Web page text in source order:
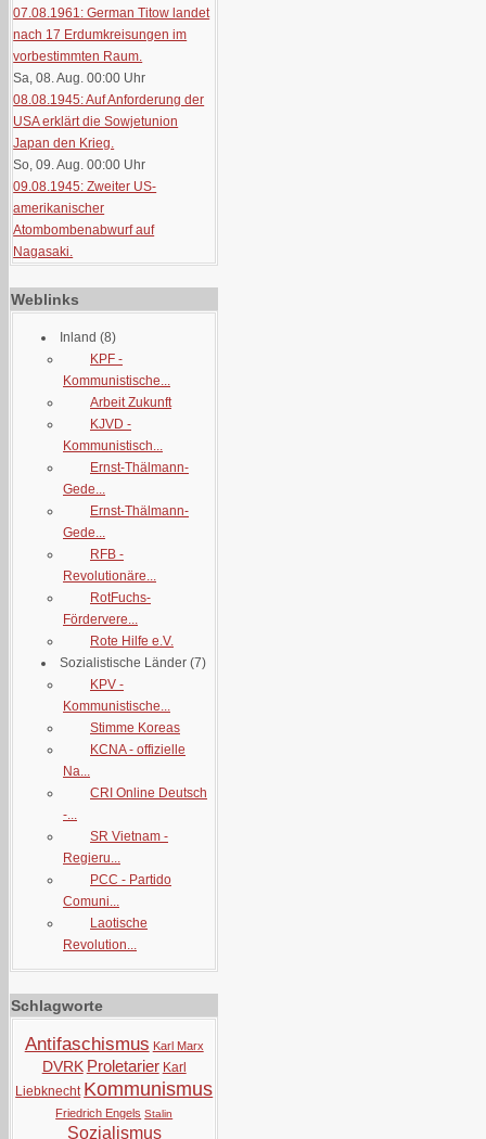
07.08.1961: German Titow landet
nach 17 Erdumkreisungen im
vorbestimmten Raum.
Sa, 08. Aug. 00:00 Uhr
08.08.1945: Auf Anforderung der
USA erklärt die Sowjetunion
Japan den Krieg.
So, 09. Aug. 00:00 Uhr
09.08.1945: Zweiter US-
amerikanischer
Atombombenabwurf auf
Nagasaki.
Weblinks
Inland (8)
KPF -
Kommunistische...
Arbeit Zukunft
KJVD -
Kommunistisch...
Ernst-Thälmann-
Gede...
Ernst-Thälmann-
Gede...
RFB -
Revolutionäre...
RotFuchs-
Fördervere...
Rote Hilfe e.V.
Sozialistische Länder (7)
KPV -
Kommunistische...
Stimme Koreas
KCNA - offizielle
Na...
CRI Online Deutsch
-...
SR Vietnam -
Regieru...
PCC - Partido
Comuni...
Laotische
Revolution...
Schlagworte
Antifaschismus Karl Marx
DVRK Proletarier Karl
Liebknecht Kommunismus
Friedrich Engels Stalin
Sozialismus